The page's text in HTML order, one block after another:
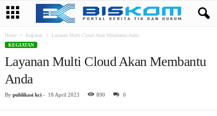
Home Kegiatan
Layanan Multi Cloud Akan Membantu Anda
KEGIATAN
Layanan Multi Cloud Akan Membantu
Anda
By publikasi kci - 18 April 2023 890 0